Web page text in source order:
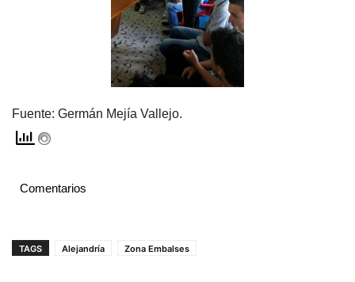
Fuente: Germán Mejía Vallejo.
Comentarios
TAGS Alejandría Zona Embalses